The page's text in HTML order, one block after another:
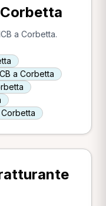
a Corbetta.
a Corbetta